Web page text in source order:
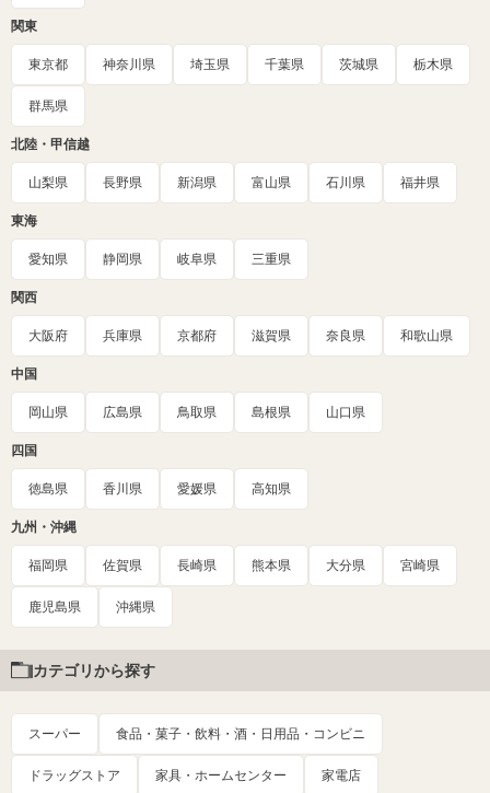
関東
東京都 神奈川県 埼玉県 千葉県 茨城県 栃木県
群馬県
北陸・甲信越
山梨県 長野県 新潟県 富山県 石川県 福井県
東海
愛知県 静岡県 岐阜県 三重県
関西
大阪府 兵庫県 京都府 滋賀県 奈良県 和歌山県
中国
岡山県 広島県 鳥取県 島根県 山口県
四国
徳島県 香川県 愛媛県 高知県
九州・沖縄
福岡県 佐賀県 長崎県 熊本県 大分県 宮崎県
鹿児島県 沖縄県
カテゴリから探す
スーパー 食品・菓子・飲料・酒・日用品・コンビニ
ドラッグストア 家具・ホームセンター 家電店